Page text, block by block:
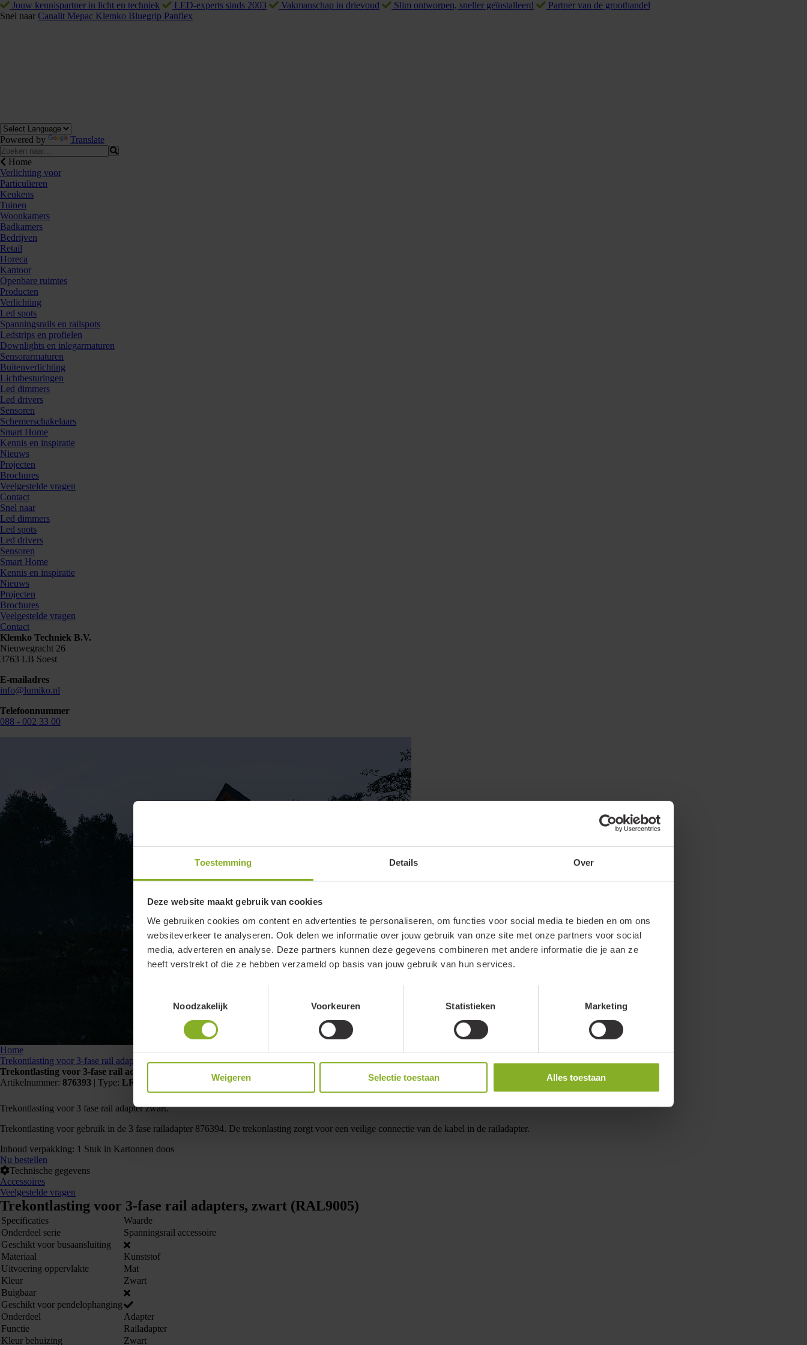
Toestemming Details Over
Deze website maakt gebruik van cookies
We gebruiken cookies om content en advertenties te personaliseren, om functies voor social media te bieden en om ons
websiteverkeer te analyseren. Ook delen we informatie over jouw gebruik van onze site met onze partners voor social
media, adverteren en analyse. Deze partners kunnen deze gegevens combineren met andere informatie die je aan ze
heeft verstrekt of die ze hebben verzameld op basis van jouw gebruik van hun services.
Noodzakelijk
Voorkeuren Statistieken Marketing
Weigeren Selectie toestaan Alles toestaan
Jouw kennispartner in licht en techniek LED-experts sinds 2003 Vakmanschap in drievoud Slim ontworpen, sneller geïnstalleerd
Partner van de groothandel
Snel naar Canalit Mepac Klemko Bluegrip Panflex
Powered by Translate
Home
Verlichting voor
Particulieren
Keukens
Tuinen
Woonkamers
Badkamers
Bedrijven
Retail
Horeca
Kantoor
Openbare ruimtes
Producten
Verlichting
Led spots
Spanningsrails en railspots
Ledstrips en profielen
Downlights en inlegarmaturen
Sensorarmaturen
Buitenverlichting
Lichtbesturingen
Led dimmers
Led drivers
Sensoren
Schemerschakelaars
Smart Home
Kennis en inspiratie
Nieuws
Projecten
Brochures
Veelgestelde vragen
Contact
Snel naar
Led dimmers
Led spots
Led drivers
Sensoren
Smart Home
Kennis en inspiratie
Nieuws
Projecten
Brochures
Veelgestelde vragen
Contact
Klemko Techniek B.V.
Nieuwegracht 26
3763 LB Soest
E-mailadres
info@lumiko.nl
Telefoonnummer
088 - 002 33 00
Home
Trekontlasting voor 3-fase rail adapters, zwart (RAL9005)
Trekontlasting voor 3-fase rail adapters, zwart (RAL9005)
Artikelnummer: 876393 | Type: LR-TREKONTLAST-Z | EAN:
Trekontlasting voor 3 fase rail adapter zwart.
Trekontlasting voor gebruik in de 3 fase railadapter 876394. De trekonlasting zorgt voor een veilige connectie van de kabel in de railadapter.
Inhoud verpakking: 1 Stuk in Kartonnen doos
Nu bestellen
Technische gegevens
Accessoires
Veelgestelde vragen
Trekontlasting voor 3-fase rail adapters, zwart (RAL9005)
Specificaties
Waarde
Onderdeel serie
Spanningsrail accessoire
Geschikt voor busaansluiting
Materiaal
Kunststof
Uitvoering oppervlakte
Mat
Kleur
Zwart
Buigbaar
Geschikt voor pendelophanging
Onderdeel
Adapter
Functie
Railadapter
Kleur behuizing
Zwart